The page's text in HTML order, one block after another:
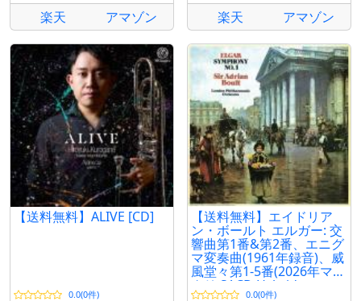
楽天 アマゾン 楽天 アマゾン
【送料無料】ALIVE [CD]
0.0(0件)
【送料無料】エイドリア
ン・ボールト エルガー: 交
響曲第1番&第2番、エニグ
マ変奏曲(1961年録音)、威
風堂々第1-5番(2026年マス
タリ SACD Hybrid
0.0(0件)